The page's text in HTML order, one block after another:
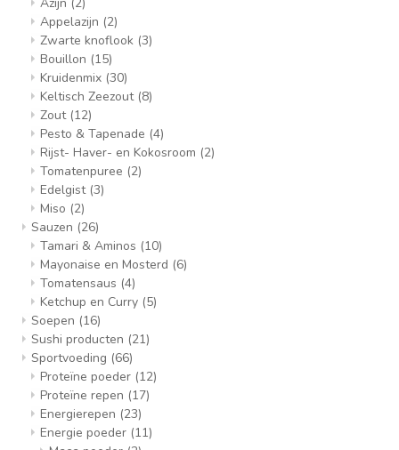
Appelazijn (2)
Zwarte knoflook (3)
Bouillon (15)
Kruidenmix (30)
Keltisch Zeezout (8)
Zout (12)
Pesto & Tapenade (4)
Rijst- Haver- en Kokosroom (2)
Tomatenpuree (2)
Edelgist (3)
Miso (2)
Sauzen (26)
Tamari & Aminos (10)
Mayonaise en Mosterd (6)
Tomatensaus (4)
Ketchup en Curry (5)
Soepen (16)
Sushi producten (21)
Sportvoeding (66)
Proteïne poeder (12)
Proteïne repen (17)
Energierepen (23)
Energie poeder (11)